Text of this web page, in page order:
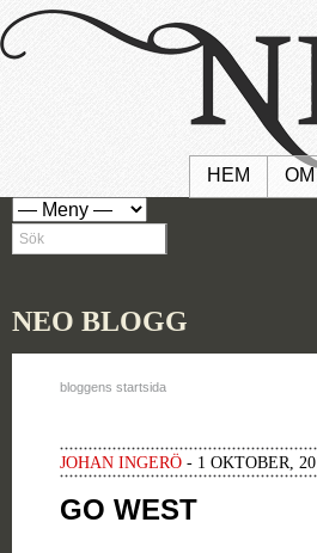
HEM
NEO BLOGG
bloggens startsida
JOHAN INGERÖ - 1 OKTOBER,
GO WEST